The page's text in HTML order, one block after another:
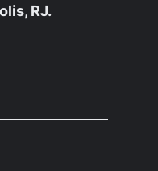
RJ.